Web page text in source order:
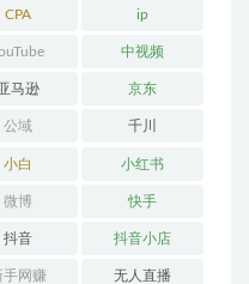
CPA ip
中视频
马逊 京东
公域 千川
小白 小红书
微博 快手
抖音 抖音小店
手网赚 无人直播